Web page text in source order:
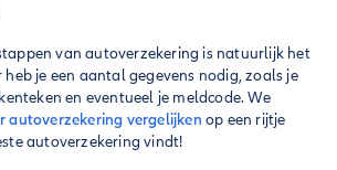
van autoverzekering is natuurlijk het
je een aantal gegevens nodig, zoals je
en eventueel je meldcode. We
autoverzekering vergelijken op een rijtje
autoverzekering vindt!